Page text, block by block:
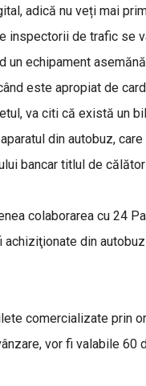
adică nu veți mai
inspectorii de trafic se
un echipament
este apropiat de
va citi că există un
din autobuz,
bancar titlul de
colaborarea cu 24
din
comercializate prin
vor fi valabile 60